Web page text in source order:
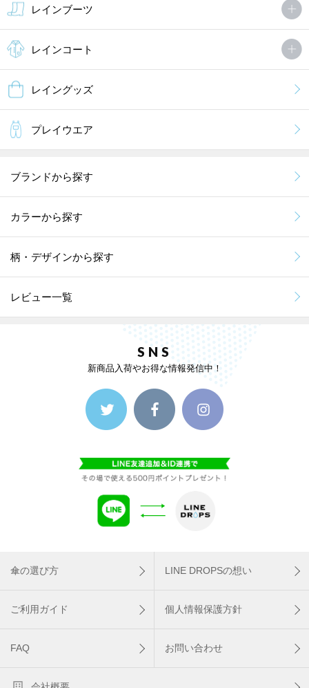
レインブーツ
レインコート
レイングッズ
プレイウエア
ブランドから探す
カラーから探す
柄・デザインから探す
レビュー一覧
SNS
新商品入荷やお得な情報発信中！
傘の選び方 LINE DROPSの想い
ご利用ガイド 個人情報保護方針
FAQ お問い合わせ